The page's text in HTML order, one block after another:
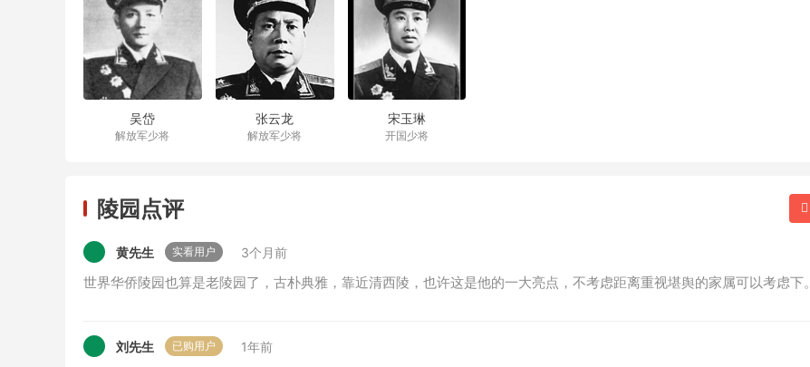
吴岱
解放军少将
张云龙
解放军少将
宋玉琳
开国少将
陵园点评
黄先生 实看用户 3个月前
世界华侨陵园也算是老陵园了，古朴典雅，靠近清西陵，也许这是他的一大亮点，不考虑距离重视堪舆的家属可以考虑下。
刘先生 已购用户 1年前